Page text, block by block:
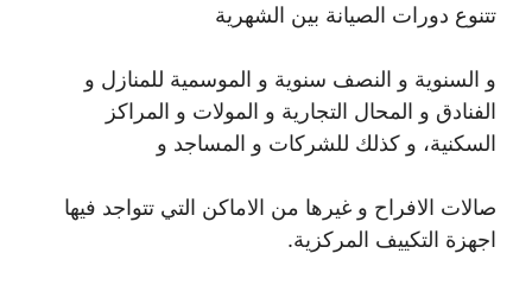
تتنوع دورات الصيانة بين الشهرية
و السنوية و النصف سنوية و الموسمية للمنازل و
الفنادق و المحال التجارية و المولات و المراكز
السكنية، و كذلك للشركات و المساجد و
صالات الافراح و غيرها من الاماكن التي تتواجد فيها
اجهزة التكييف المركزية.